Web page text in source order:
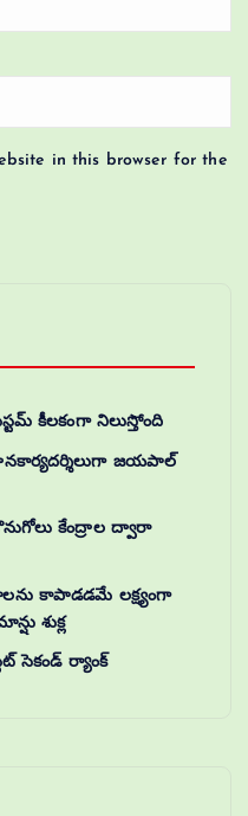
in this browser for the
కీలకంగా నిలుస్తోంది
జయపాల్
కేంద్రాల ద్వారా
కాపాడడమే లక్ష్యంగా
శుక్ల
సెకండ్ ర్యాంక్